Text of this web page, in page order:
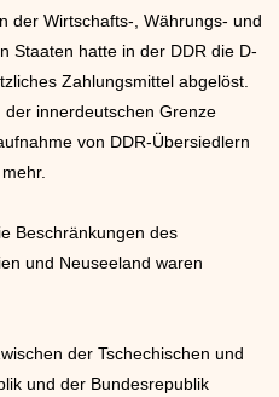
der Wirtschafts-, Währungs- und
Staaten hatte in der DDR die D-
Zahlungsmittel abgelöst.
innerdeutschen Grenze
von DDR-Übersiedlern
Beschränkungen des
und Neuseeland waren
der Tschechischen und
und der Bundesrepublik